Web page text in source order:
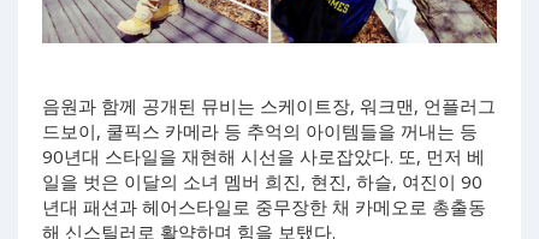
음원과 함께 공개된 뮤비는 스케이트장, 워크맨, 언플러그
드보이, 쿨픽스 카메라 등 추억의 아이템들을 꺼내는 등
90년대 스타일을 재현해 시선을 사로잡았다. 또, 먼저 베
일을 벗은 이달의 소녀 멤버 희진, 현진, 하슬, 여진이 90
년대 패션과 헤어스타일로 중무장한 채 카메오로 총출동
해 신스틸러로 활약하며 힘을 보탰다.